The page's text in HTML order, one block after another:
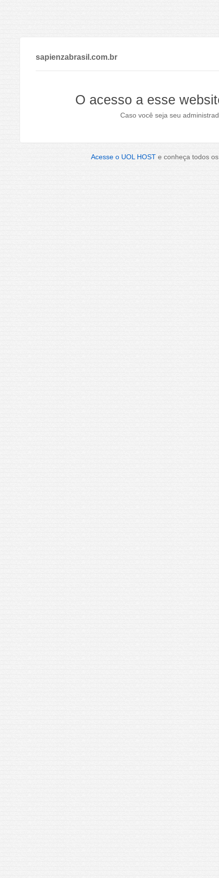
sapienzabrasil.com.br
O acesso a esse
Caso você seja seu
Acesse o UOL HOST e conheça todos